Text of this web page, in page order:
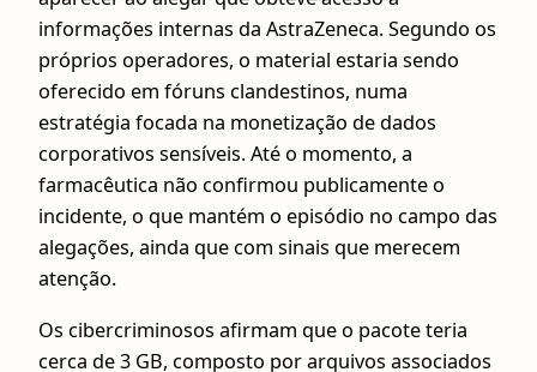
informações internas da AstraZeneca. Segundo os
próprios operadores, o material estaria sendo
oferecido em fóruns clandestinos, numa
estratégia focada na monetização de dados
corporativos sensíveis. Até o momento, a
farmacêutica não confirmou publicamente o
incidente, o que mantém o episódio no campo das
alegações, ainda que com sinais que merecem
atenção.
Os cibercriminosos afirmam que o pacote teria
cerca de 3 GB, composto por arquivos associados